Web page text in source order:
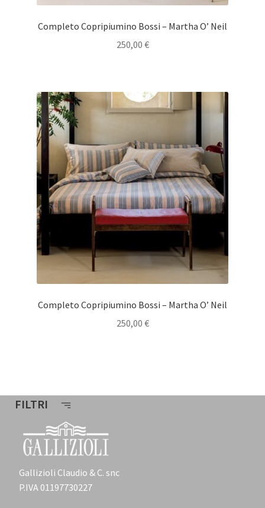
Completo Copripiumino Bossi – Martha O’ Neil
250,00 €
Completo Copripiumino Bossi – Martha O’ Neil
250,00 €
FILTRI
Gallizioli Claudio & C. snc
P.IVA 01197730227